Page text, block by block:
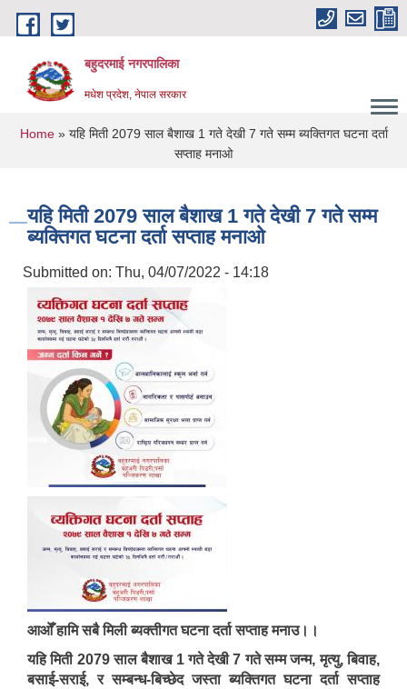
Skip to main content
बहुदरमाई नगरपालिका
मधेश प्रदेश, नेपाल सरकार
You are here
Home» यहि मिती 2079 साल बैशाख 1 गते देखी 7 गते सम्म ब्यक्तिगत घटना दर्ता
सप्ताह मनाओ
यहि मिती 2079 साल बैशाख 1 गते देखी 7 गते सम्म
ब्यक्तिगत घटना दर्ता सप्ताह मनाओ
Submitted on: Thu, 04/07/2022 - 14:18
आओँ हामि सबै मिली ब्यक्तीगत घटना दर्ता सप्ताह मनाउ।।
यहि मिती 2079 साल बैशाख 1 गते देखी 7 गते सम्म जन्म, मृत्यु, बिवाह,
बसाई-सराई, र सम्बन्ध-बिच्छेद जस्ता ब्यक्तिगत घटना दर्ता सप्ताह